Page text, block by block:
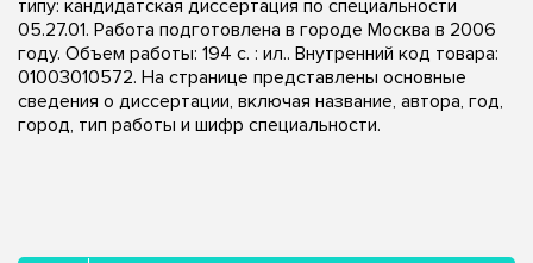
типу: кандидатская диссертация по специальности
05.27.01. Работа подготовлена в городе Москва в 2006
году. Объем работы: 194 с. : ил.. Внутренний код товара:
01003010572. На странице представлены основные
сведения о диссертации, включая название, автора, год,
город, тип работы и шифр специальности.